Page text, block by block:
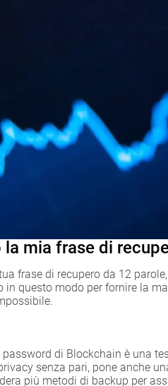
mia frase di
frase di recupero da 12
questo modo per fornire la
di Blockchain è una
senza pari, pone anche
più metodi di backup per